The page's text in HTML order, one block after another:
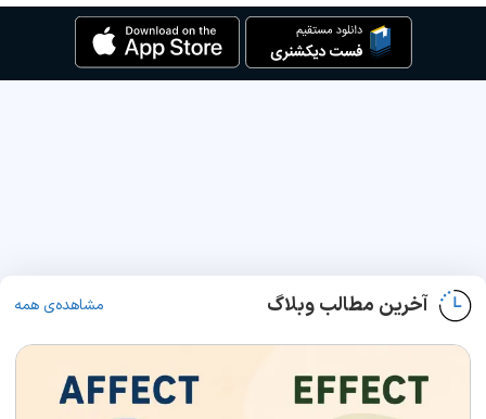
آخرین مطالب وبلاگ مشاهده‌ی همه